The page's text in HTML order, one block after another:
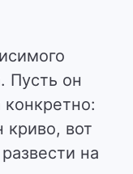
Пусть он
криво, вот
на